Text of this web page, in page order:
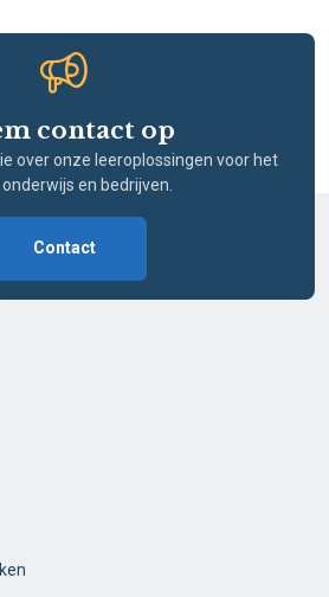
contact op
over onze leeroplossingen voor het
en bedrijven.
Contact